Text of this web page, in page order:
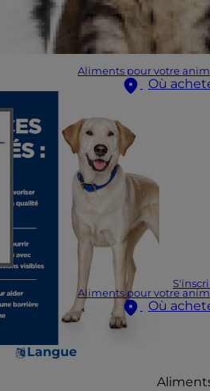
Aliments pour votre
Où
Aliments pour votre
Où
Langue